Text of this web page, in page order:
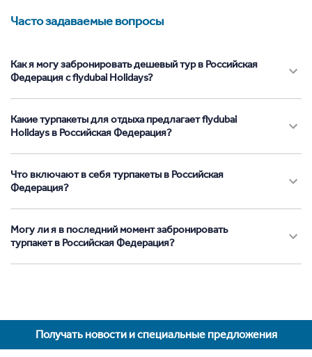
Часто задаваемые вопросы
Как я могу забронировать дешевый тур в Российская
Федерация с flydubai Holidays?
Какие турпакеты для отдыха предлагает flydubai
Holidays в Российская Федерация?
Что включают в себя турпакеты в Российская
Федерация?
Могу ли я в последний момент забронировать
турпакет в Российская Федерация?
Получать новости и специальные предложения